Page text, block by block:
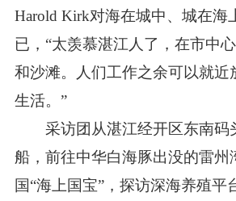
Harold Kirk对海在城中、城在海
已，“太羡慕湛江人了，在市中
和沙滩。人们工作之余可以就近
生活。”
采访团从湛江经开区东南码
船，前往中华白海豚出没的雷州
国“海上国宝”，探访深海养殖平